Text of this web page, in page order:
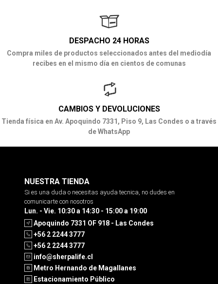
DESPACHO 24 HORAS
Compra miles de productos seleccionados antes del mediodía
recibes en el mismo día en cientos de comunas
CAMBIOS Y DEVOLUCIONES
Tienda física en Av. Apoquindo 7331, Piso 9, Las Condes o a través
de WhatsApp
NUESTRA TIENDA
Si es una duda o necesitas ayuda tecnica, no dudes en
comunicarte con nosotros
Lun. - Vie. 10:30 a 14:30 - 15:00 a 19:00
Apoquindo 7331 OF 918 - Las Condes
+56 2 2244 3777
+56 2 2244 3777
info@sherpalife.cl
Metro Hernando de Magallanes
Estacionamiento Público